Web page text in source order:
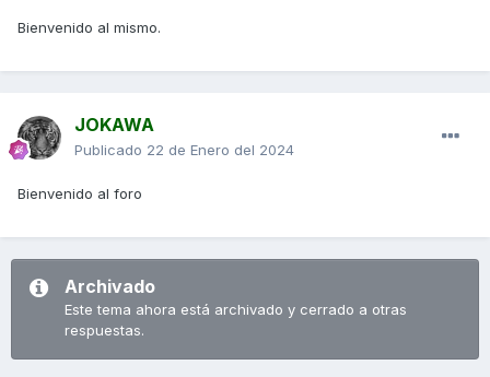
Bienvenido al mismo.
JOKAWA
Publicado 22 de Enero del 2024
Bienvenido al foro
Archivado
Este tema ahora está archivado y cerrado a otras
respuestas.